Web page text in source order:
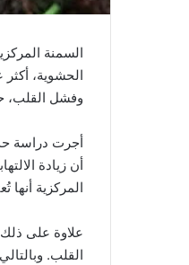
السمنة
الحشوية،
وفشل القلب،
أجرت دراسة
أن زيادة
المركزية
علاوة على
القلب.